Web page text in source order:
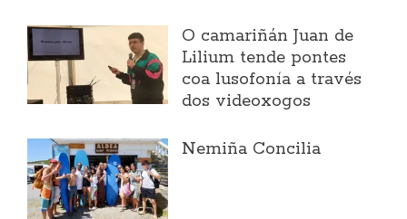
O camariñán Juan de
Lilium tende pontes
coa lusofonía a través
dos videoxogos
Nemiña Concilia